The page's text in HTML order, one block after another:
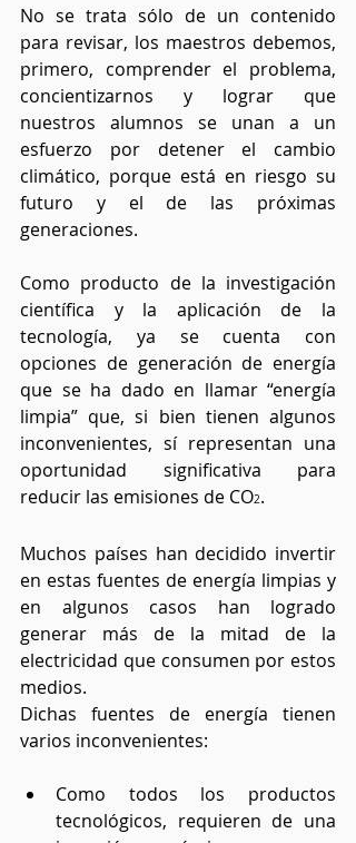
No se trata sólo de un contenido
para revisar, los maestros debemos,
primero, comprender el problema,
concientizarnos y lograr que
nuestros alumnos se unan a un
esfuerzo por detener el cambio
climático, porque está en riesgo su
futuro y el de las próximas
generaciones.
Como producto de la investigación
científica y la aplicación de la
tecnología, ya se cuenta con
opciones de generación de energía
que se ha dado en llamar “energía
limpia” que, si bien tienen algunos
inconvenientes, sí representan una
oportunidad significativa para
reducir las emisiones de CO2.
Muchos países han decidido invertir
en estas fuentes de energía limpias y
en algunos casos han logrado
generar más de la mitad de la
electricidad que consumen por estos
medios.
Dichas fuentes de energía tienen
varios inconvenientes:
Como todos los productos
tecnológicos, requieren de una